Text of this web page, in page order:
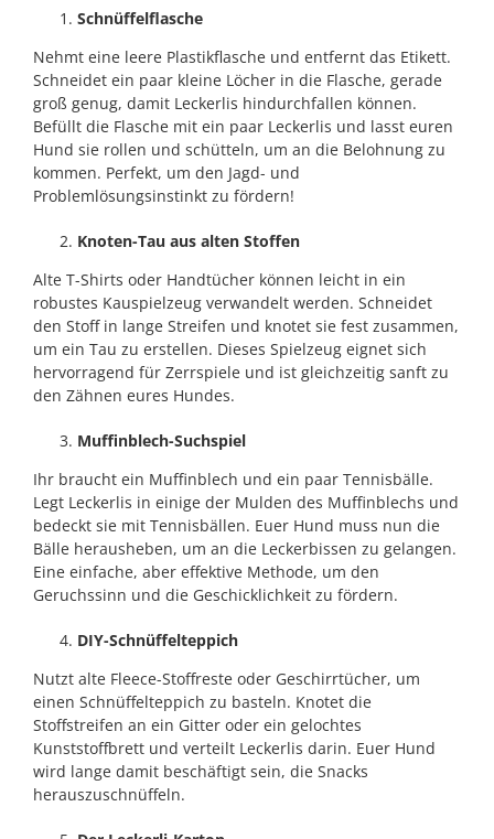
Schnüffelflasche
Nehmt eine leere Plastikflasche und entfernt das Etikett.
Schneidet ein paar kleine Löcher in die Flasche, gerade
groß genug, damit Leckerlis hindurchfallen können.
Befüllt die Flasche mit ein paar Leckerlis und lasst euren
Hund sie rollen und schütteln, um an die Belohnung zu
kommen. Perfekt, um den Jagd- und
Problemlösungsinstinkt zu fördern!
Knoten-Tau aus alten Stoffen
Alte T-Shirts oder Handtücher können leicht in ein
robustes Kauspielzeug verwandelt werden. Schneidet
den Stoff in lange Streifen und knotet sie fest zusammen,
um ein Tau zu erstellen. Dieses Spielzeug eignet sich
hervorragend für Zerrspiele und ist gleichzeitig sanft zu
den Zähnen eures Hundes.
Muffinblech-Suchspiel
Ihr braucht ein Muffinblech und ein paar Tennisbälle.
Legt Leckerlis in einige der Mulden des Muffinblechs und
bedeckt sie mit Tennisbällen. Euer Hund muss nun die
Bälle herausheben, um an die Leckerbissen zu gelangen.
Eine einfache, aber effektive Methode, um den
Geruchssinn und die Geschicklichkeit zu fördern.
DIY-Schnüffelteppich
Nutzt alte Fleece-Stoffreste oder Geschirrtücher, um
einen Schnüffelteppich zu basteln. Knotet die
Stoffstreifen an ein Gitter oder ein gelochtes
Kunststoffbrett und verteilt Leckerlis darin. Euer Hund
wird lange damit beschäftigt sein, die Snacks
herauszuschnüffeln.